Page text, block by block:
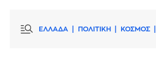
ΕΛΛΑΔΑ ΠΟΛΙΤΙΚΗ ΚΟΣΜΟΣ